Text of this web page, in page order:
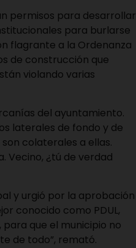
permisos para desarrollar
para burlarse
flagrante a la Ordenanza
de construcción que
violando varias
del ayuntamiento.
laterales de fondo y de
colaterales a ellas.
Vecino, ¿tú de verdad
y urgió por la aprobación
conocido como PDUL,
que el municipio no
de todo”, remató.